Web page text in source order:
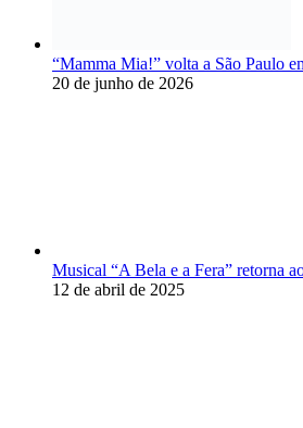
“Mamma Mia!” volta a São Paulo
20 de junho de 2026
Musical “A Bela e a Fera” retorna
12 de abril de 2025